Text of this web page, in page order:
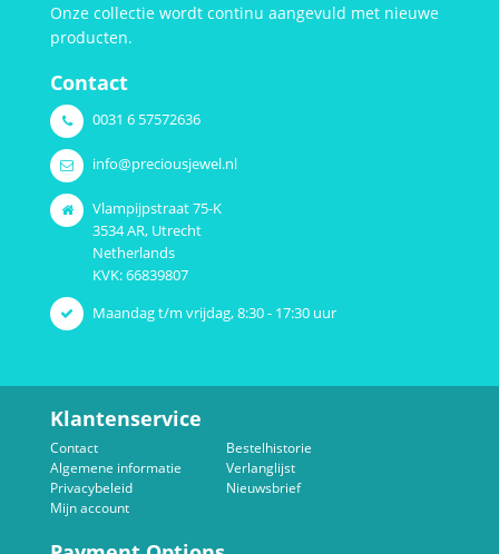
Onze collectie wordt continu aangevuld met nieuwe
producten.
Contact
0031 6 57572636
info@preciousjewel.nl
Vlampijpstraat 75-K
3534 AR, Utrecht
Netherlands
KVK: 66839807
Maandag t/m vrijdag, 8:30 - 17:30 uur
Klantenservice
Contact
Algemene informatie
Privacybeleid
Mijn account
Bestelhistorie
Verlanglijst
Nieuwsbrief